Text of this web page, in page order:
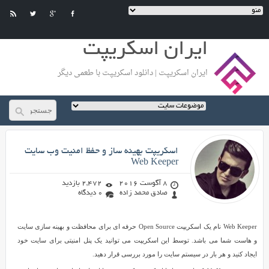
ایران اسکریپت
ایران اسکریپت | دانلود اسکریپت با طعمی دیگر
اسکریپت بهینه ساز و حفظ امنیت وب سایت
Web Keeper
8 آگوست 2016
2,472 بازدید
صادق محمد زاده
0 دیدگاه
Web Keeper نام یک اسکریپت Open Source حرفه ای برای محافظت و بهینه سازی سایت
و هاست شما می باشد. توسط این اسکریپت می توانید یک پنل امنیتی برای سایت خود
ایجاد کنید و هر بار در سیستم سایت را مورد بررسی قرار دهید.